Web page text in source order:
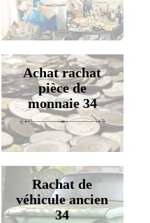
Achat rachat
pièce de
monnaie 34
Rachat de
véhicule ancien
34